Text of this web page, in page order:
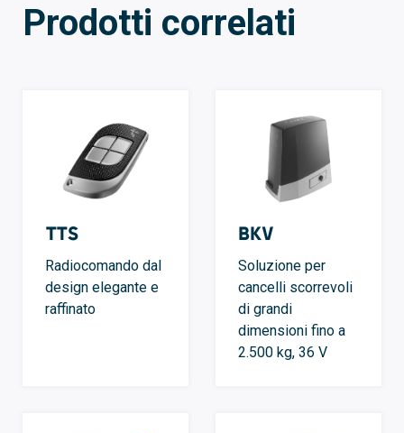
Prodotti correlati
TTS
Radiocomando dal
design elegante e
raffinato
BKV
Soluzione per
cancelli scorrevoli
di grandi
dimensioni fino a
2.500 kg, 36 V